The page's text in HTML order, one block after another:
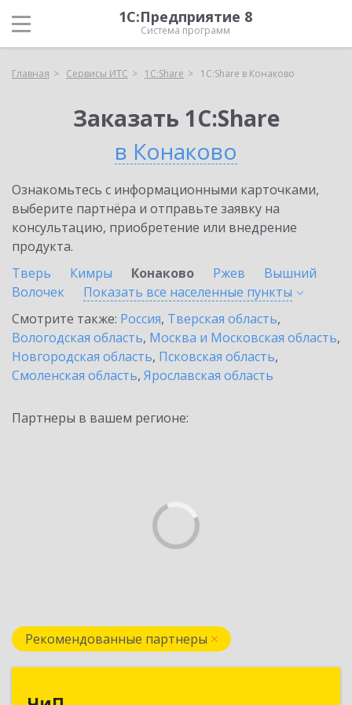
1С:Предприятие 8
Система программ
Главная Сервисы ИТС 1С:Share 1С:Share в Конаково
Заказать 1С:Share
в Конаково
Ознакомьтесь с информационными карточками,
выберите партнёра и отправьте заявку на
консультацию, приобретение или внедрение
продукта.
Тверь
Кимры Конаково Ржев
Вышний
Волочек
Показать все населенные пункты
Смотрите также: Россия, Тверская область,
Вологодская область, Москва и Московская область,
Новгородская область, Псковская область,
Смоленская область, Ярославская область
Партнеры в вашем регионе:
Рекомендованные партнеры